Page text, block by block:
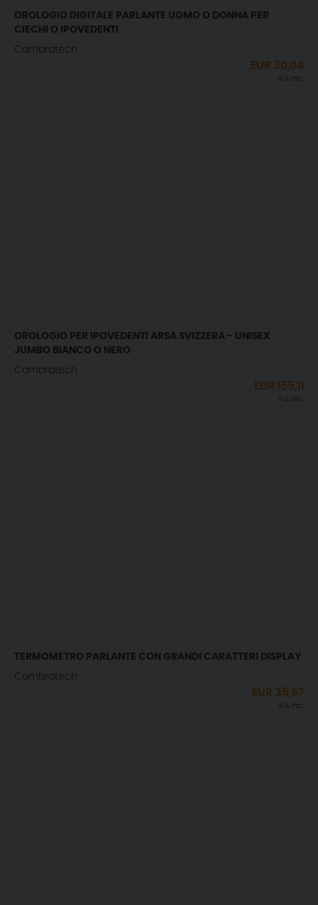
OROLOGIO DIGITALE PARLANTE UOMO O DONNA PER
CIECHI O IPOVEDENTI
Cambratech
EUR 30,04
IVA incl.
OROLOGIO PER IPOVEDENTI ARSA SVIZZERA - UNISEX
JUMBO BIANCO O NERO
Cambratech
EUR155,11
IVA incl.
TERMOMETRO PARLANTE CON GRANDI CARATTERI DISPLAY
Cambratech
EUR 35,67
IVA incl.